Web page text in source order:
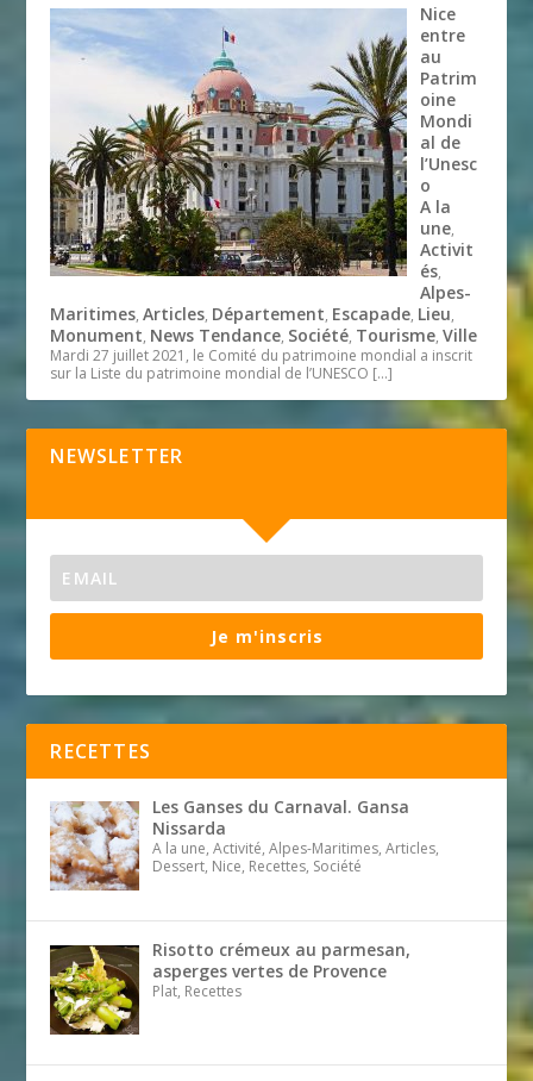
Nice
entre
au
Patrim
oine
Mondi
al de
l’Unesc
o
A la
une,
Activit
és,
Alpes-
Maritimes,Articles, Département, Escapade, Lieu,
Monument, News Tendance, Société, Tourisme,Ville
Mardi 27 juillet 2021, le Comité du patrimoine mondial a inscrit
sur la Liste du patrimoine mondial de l’UNESCO […]
NEWSLETTER
Je m'inscris
RECETTES
Les Ganses du Carnaval. Gansa
Nissarda
A la une, Activité, Alpes-Maritimes, Articles,
Dessert, Nice, Recettes, Société
Risotto crémeux au parmesan,
asperges vertes de Provence
Plat, Recettes